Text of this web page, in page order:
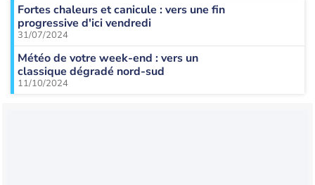
Fortes chaleurs et canicule : vers une fin
progressive d'ici vendredi
31/07/2024
Météo de votre week-end : vers un
classique dégradé nord-sud
11/10/2024